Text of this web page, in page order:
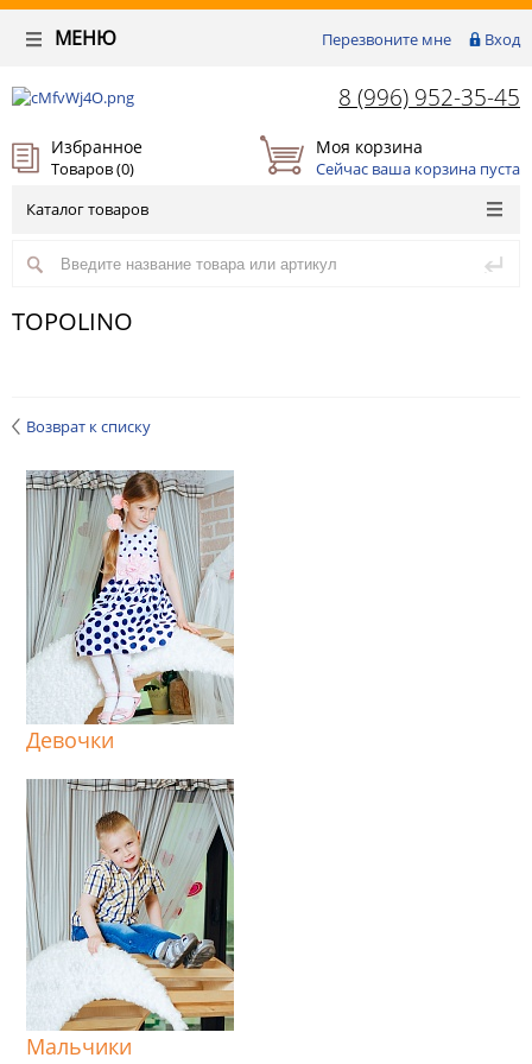
Перезвоните мне Вход
МЕНЮ
8 (996) 952-35-45
Избранное
Товаров (0)
Моя корзина
Сейчас ваша корзина пуста
Каталог товаров
TOPOLINO
Возврат к списку
Девочки
Мальчики